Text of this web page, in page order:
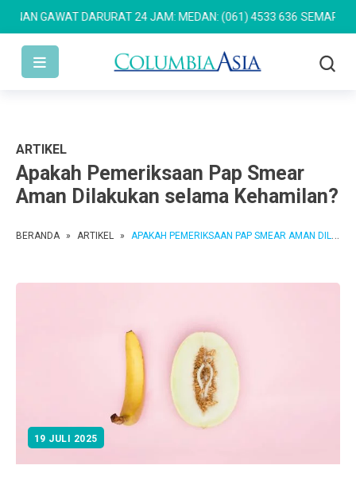
GAWAT DARURAT 24 JAM: MEDAN: (061) 4533 636 SEMARANG:
ARTIKEL
Apakah Pemeriksaan Pap Smear
Aman Dilakukan selama Kehamilan?
BERANDA » ARTIKEL » APAKAH PEMERIKSAAN PAP SMEAR AMAN DILAKUKAN SELAMA KEHAMILAN?
19 JULI 2025